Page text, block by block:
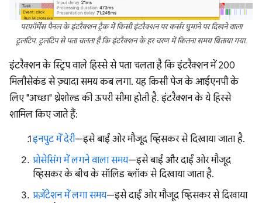
परफ़ॉर्मेंस पैनल के इंटरैक्शन ट्रैक में किसी इंटरैक्शन पर कर्सर घुमाने पर दिखने वाला
टूलटिप. टूलटिप से पता चलता है कि इंटरैक्शन के हर चरण में कितना समय बिताया गया.
इंटरैक्शन के स्ट्रिप वाले हिस्से से पता चलता है कि इंटरैक्शन में 200
मिलीसेकंड से ज़्यादा समय कब लगा. यह किसी पेज के आईएनपी के
लिए "अच्छा" थ्रेशोल्ड की ऊपरी सीमा होती है. इंटरैक्शन के ये हिस्से
शामिल किए जाते हैं:
इनपुट में देरी—इसे बाईं ओर मौजूद व्हिसकर से दिखाया जाता है.
प्रोसेसिंग में लगने वाला समय—इसे बाईं और दाईं ओर मौजूद
व्हिसकर के बीच के सॉलिड ब्लॉक से दिखाया जाता है.
प्रज़ेंटेशन में लगा समय—इसे दाईं ओर मौजूद व्हिसकर से दिखाया